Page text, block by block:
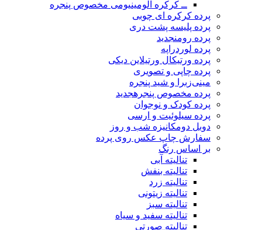
ــ کرکره آلومینیومی مخصوص پنجره
پرده کرکره ای چوبی
پرده پلیسه پشت دری
پرده رومنجدید
پرده لوردراپه
پرده ورتیکال ورتیلاین دیکی
پرده چاپی و تصویری
مینی‌زبرا و شید پنجره
پرده مخصوص پنجرهجدید
پرده کودک و نوجوان
پرده سیلوئیت و ارسی
دوبل دومکانیزه شب و روز
سفارش چاپ عکس روی پرده
بر اساس رنگ
تنالیته آبی
تنالیته بنفش
تنالیته زرد
تنالیته زیتونی
تنالیته سبز
تنالیته سفید و سیاه
تنالیته صورتی